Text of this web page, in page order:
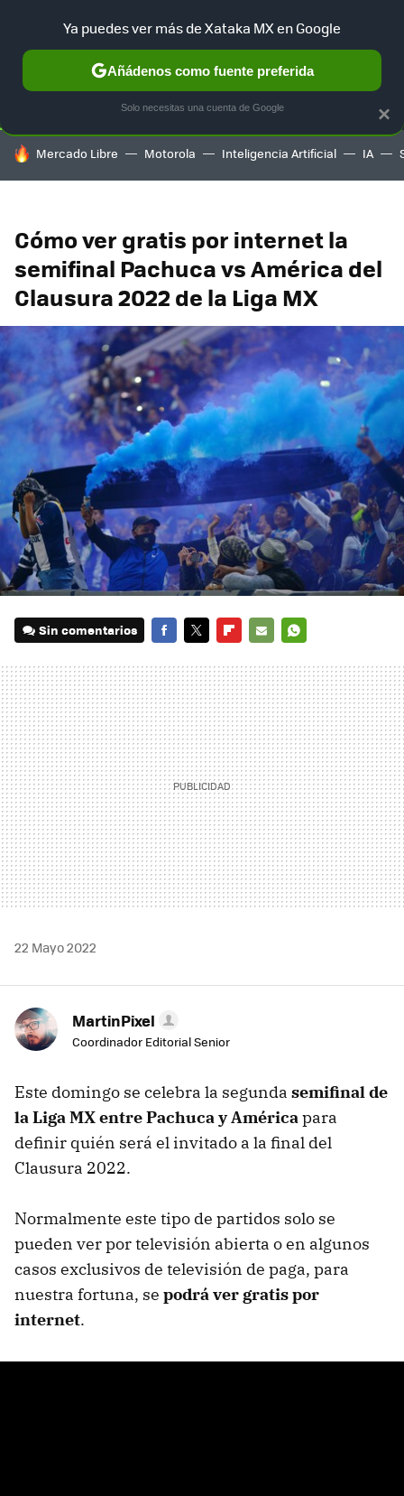
SELECCIÓN GAMING HOME AUTO TERRITORIO
HOY SE HABLA DE
Mercado Libre Motorola Inteligencia Artificial IA
Cómo ver gratis por internet la
semifinal Pachuca vs América del
Clausura 2022 de la Liga MX
Sin comentarios
MAIL
22 Mayo 2022
MartinPixel
Coordinador Editorial Senior
Este domingo se celebra la segunda semifinal de
la Liga MX entre Pachuca y Américapara
definir quién será el invitado a la final del
Clausura 2022.
Normalmente este tipo de partidos solo se
pueden ver por televisión abierta o en algunos
casos exclusivos de televisión de paga, para
nuestra fortuna, se podrá ver gratis por
internet.
×
Ya puedes ver más de Xataka MX en Google
Añádenos como fuente preferida
Solo necesitas una cuenta de Google